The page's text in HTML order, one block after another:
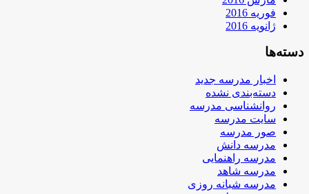
فوریه 2016
ژانویه 2016
دسته‌ها
اخبار مدرسه جدید
دسته‌بندی نشده
روانشناسی مدرسه
سایت مدرسه
صور مدرسه
مدرسه دانش
مدرسه راهنمایی
مدرسه شاهد
مدرسه شبانه روزی